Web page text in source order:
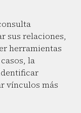
sus relaciones,
herramientas
la
vínculos más